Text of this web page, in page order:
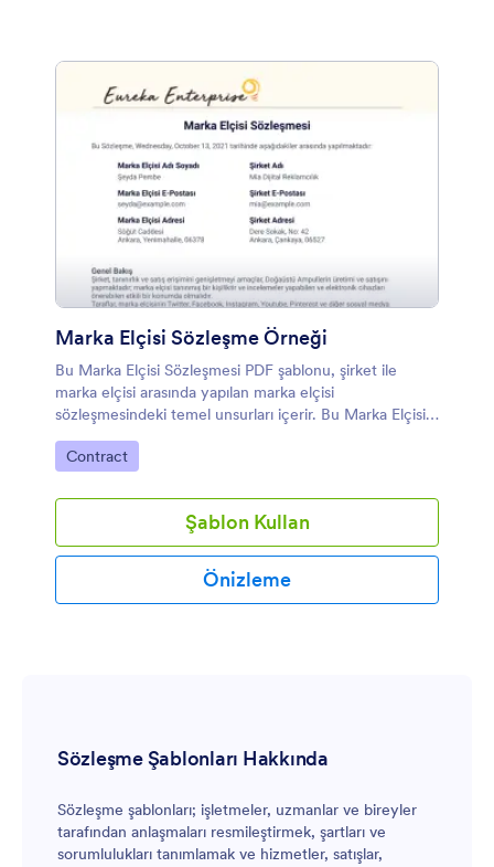
Marka Elçisi Sözleşme Örneği
Bu Marka Elçisi Sözleşmesi PDF şablonu, şirket ile
marka elçisi arasında yapılan marka elçisi
sözleşmesindeki temel unsurları içerir. Bu Marka Elçisi
Sözleşme Şablonu, marka elçisinin haklarını ve
sözleşmenin süresini güvence altına alır.
Kategoriye git:
Contract
Şablon Kullan
Önizleme
Sözleşme Şablonları Hakkında
Sözleşme şablonları; işletmeler, uzmanlar ve bireyler
tarafından anlaşmaları resmileştirmek, şartları ve
sorumlulukları tanımlamak ve hizmetler, satışlar,